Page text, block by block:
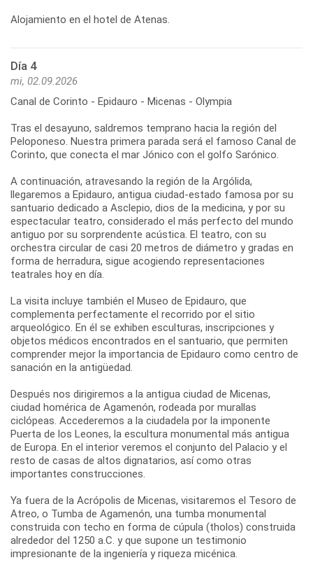
Día 4
mi, 02.09.2026
Canal de Corinto - Epidauro - Micenas - Olympia
Tras el desayuno, saldremos temprano hacia la región del
Peloponeso. Nuestra primera parada será el famoso Canal de
Corinto, que conecta el mar Jónico con el golfo Sarónico.
A continuación, atravesando la región de la Argólida,
llegaremos a Epidauro, antigua ciudad-estado famosa por su
santuario dedicado a Asclepio, dios de la medicina, y por su
espectacular teatro, considerado el más perfecto del mundo
antiguo por su sorprendente acústica. El teatro, con su
orchestra circular de casi 20 metros de diámetro y gradas en
forma de herradura, sigue acogiendo representaciones
teatrales hoy en día.
La visita incluye también el Museo de Epidauro, que
complementa perfectamente el recorrido por el sitio
arqueológico. En él se exhiben esculturas, inscripciones y
objetos médicos encontrados en el santuario, que permiten
comprender mejor la importancia de Epidauro como centro de
sanación en la antigüedad.
Después nos dirigiremos a la antigua ciudad de Micenas,
ciudad homérica de Agamenón, rodeada por murallas
ciclópeas. Accederemos a la ciudadela por la imponente
Puerta de los Leones, la escultura monumental más antigua
de Europa. En el interior veremos el conjunto del Palacio y el
resto de casas de altos dignatarios, así como otras
importantes construcciones.
Ya fuera de la Acrópolis de Micenas, visitaremos el Tesoro de
Atreo, o Tumba de Agamenón, una tumba monumental
construida con techo en forma de cúpula (tholos) construida
alrededor del 1250 a.C. y que supone un testimonio
impresionante de la ingeniería y riqueza micénica.